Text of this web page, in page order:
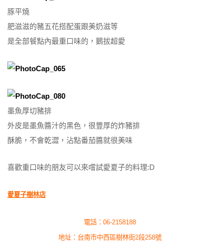
豚平燒
肥滋滋的豬五花搭配蛋跟美奶滋等
是全部餐點內最重口味的，鵝拔超愛
墨魚厚切豬排
外皮是墨魚醬汁的黑色，很豐厚的炸豬排
酥脆，不會乾澀，沾點番茄醬就很美味
喜歡重口味的朋友可以來嚐試愛夏子的料理:D
愛夏子樹林店
電話：06-2158188
地址：台南市中西區樹林街2段258號